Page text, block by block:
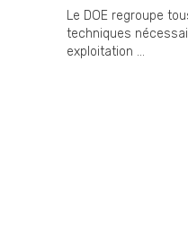
Le DOE regroupe
techniques
exploitation ...